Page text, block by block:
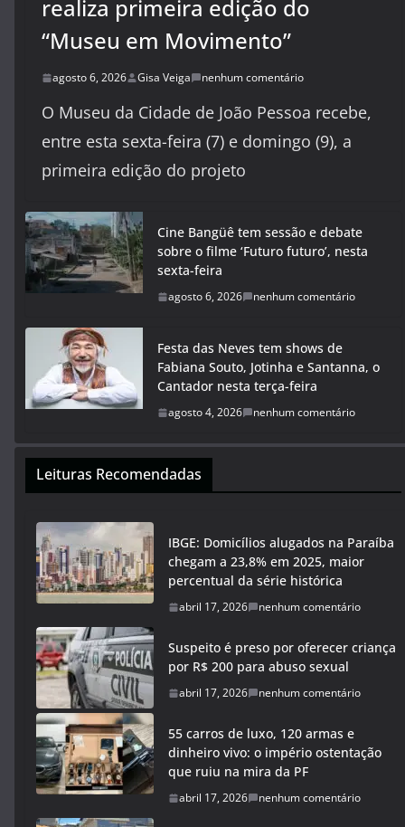
realiza primeira edição do
“Museu em Movimento”
agosto 6, 2026 Gisa Veiga nenhum comentário
O Museu da Cidade de João Pessoa recebe,
entre esta sexta-feira (7) e domingo (9), a
primeira edição do projeto
Cine Bangüê tem sessão e debate
sobre o filme ‘Futuro futuro’, nesta
sexta-feira
agosto 6, 2026 nenhum comentário
Festa das Neves tem shows de
Fabiana Souto, Jotinha e Santanna, o
Cantador nesta terça-feira
agosto 4, 2026 nenhum comentário
Leituras Recomendadas
IBGE: Domicílios alugados na Paraíba
chegam a 23,8% em 2025, maior
percentual da série histórica
abril 17, 2026 nenhum comentário
Suspeito é preso por oferecer criança
por R$ 200 para abuso sexual
abril 17, 2026 nenhum comentário
55 carros de luxo, 120 armas e
dinheiro vivo: o império ostentação
que ruiu na mira da PF
abril 17, 2026 nenhum comentário